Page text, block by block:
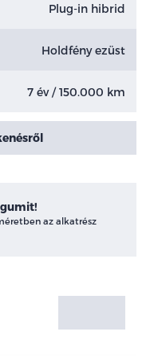
Plug-in hibrid
Holdfény ezüst
7 év / 150.000 km
az alkatrész